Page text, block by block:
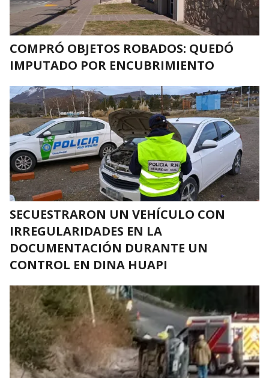
COMPRÓ OBJETOS ROBADOS: QUEDÓ
IMPUTADO POR ENCUBRIMIENTO
SECUESTRARON UN VEHÍCULO CON
IRREGULARIDADES EN LA
DOCUMENTACIÓN DURANTE UN
CONTROL EN DINA HUAPI